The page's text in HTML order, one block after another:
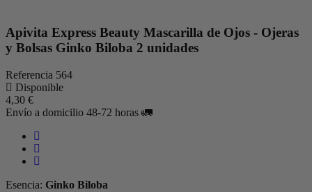
Apivita Express Beauty Mascarilla de Ojos - Ojeras
y Bolsas Ginko Biloba 2 unidades
Referencia 564
Disponible
4,30 €
Envío a domicilio 48-72 horas 🚛
Esencia: Ginko Biloba